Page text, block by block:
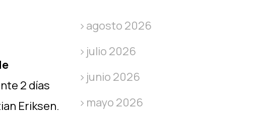
2 días
Eriksen.
agosto 2026
julio 2026
junio 2026
mayo 2026